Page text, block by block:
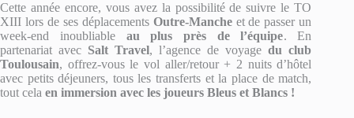
Cette année encore, vous avez la possibilité de suivre le TO
XIII lors de ses déplacementsOutre-Mancheet de passer un
week-end inoubliable au plus près de l’équipe. En
partenariat avec Salt Travel, l’agence de voyagedu club
Toulousain, offrez-vous le vol aller/retour + 2 nuits d’hôtel
avec petits déjeuners, tous les transferts et la place de match,
tout cela en immersion avec les joueurs Bleus et Blancs !